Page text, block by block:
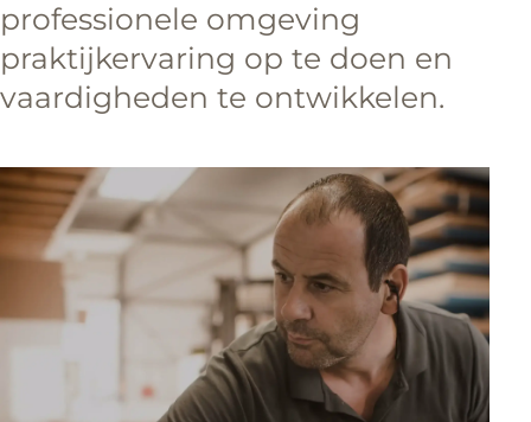
professionele omgeving
praktijkervaring op te doen en
vaardigheden te ontwikkelen.